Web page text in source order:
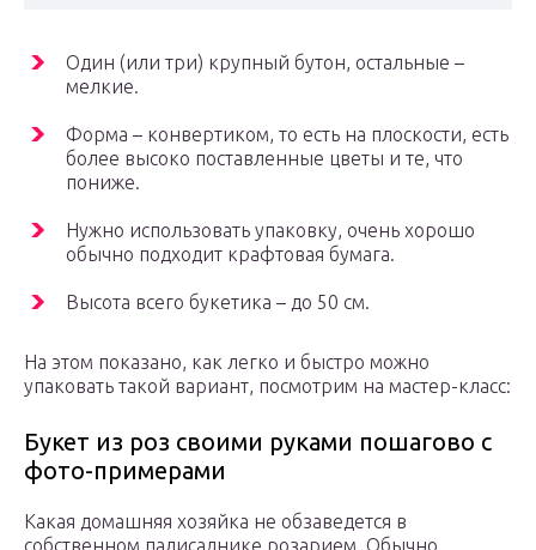
Один (или три) крупный бутон, остальные –
мелкие.
Форма – конвертиком, то есть на плоскости, есть
более высоко поставленные цветы и те, что
пониже.
Нужно использовать упаковку, очень хорошо
обычно подходит крафтовая бумага.
Высота всего букетика – до 50 см.
На этом показано, как легко и быстро можно
упаковать такой вариант, посмотрим на мастер-класс:
Букет из роз своими руками пошагово с
фото-примерами
Какая домашняя хозяйка не обзаведется в
собственном палисаднике розарием. Обычно